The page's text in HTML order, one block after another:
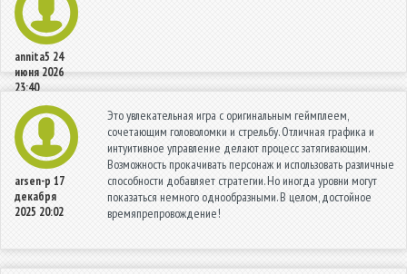
annita5 24
июня 2026
23:40
arsen-p 17
декабря
2025 20:02
Это увлекательная игра с оригинальным геймплеем,
сочетающим головоломки и стрельбу. Отличная графика и
интуитивное управление делают процесс затягивающим.
Возможность прокачивать персонаж и использовать различные
способности добавляет стратегии. Но иногда уровни могут
показаться немного однообразными. В целом, достойное
времяпрепровождение!